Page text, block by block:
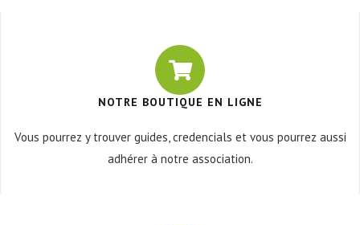
NOTRE BOUTIQUE EN LIGNE
Vous pourrez y trouver guides, credencials et vous pourrez aussi
adhérer à notre association.